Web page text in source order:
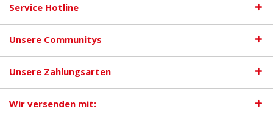
Service Hotline
Unsere Communitys
Unsere Zahlungsarten
Wir versenden mit: